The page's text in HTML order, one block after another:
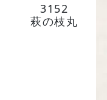
3152
萩の枝丸